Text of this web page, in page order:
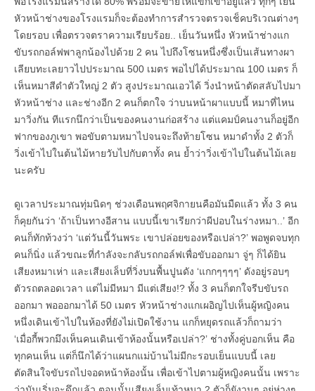
หัวหน้าช่างของโรงแรมก็จะต้องทำการสำรวจตรวจเช็คบริเวณต่างๆ
โดยรอบ เพื่อตรวจตราความเรียบร้อย.. เย็นวันหนึ่ง หัวหน้าช่างแก
ขับรถกอล์ฟพาลูกน้องไปด้วย 2 คน ไปถึงโซนหนึ่งซึ่งเป็นเส้นทางผา
เลียบทะเลยาวไปประมาณ 500 เมตร พอไปได้ประมาณ 100 เมตร ก็
เห็นหมาสีดำตัวใหญ่ 2 ตัว สูงประมาณเอวได้ วิ่งนำหน้าตัดสลับไปมา
หัวหน้าช่าง และช่างอีก 2 คนก็ตกใจ ว่าบนหน้าผาแบบนี้ หมาที่ไหน
มาวิ่งกัน ทีแรกนึกว่าเป็นของคนงานก่อสร้าง แต่แคมป์คนงานก็อยู่อีก
ฟากของภูเขา พอขับตามหมาไปจนจะถึงท้ายโซน หมาดำทั้ง 2 ตัวก็
วิ่งเข้าไปในต้นไม้หายวับไปกับตาทั้ง คน ย้ำว่าวิ่งเข้าไปในต้นไม้เลย
นะครับ
ดูเวลาประมาณทุ่มนิดๆ ช่วงเดือนพฤศจิกายนคือมันมืดแล้ว ทั้ง 3 คน
ก็คุยกันว่า ‘ถ้าเป็นทางอีสาน แบบนี้เขาเรียกว่าผีปอบในร่างหมา..’ อีก
คนก็ทักท้วงว่า ‘แต่วันนี้วันพระ เขาปล่อยของหรือเปล่า?’ พอพูดจบทุก
คนก็นิ่ง แล้วขณะที่กำลังจะกลับรถกอล์ฟเพื่อขับออกมา จู่ๆ ก็ได้ยิน
เสียงหมาเห่า และเสียงเล็บที่วิ่งบนพื้นปูนดัง ‘แกกๆๆๆๆ’ ดังอยู่รอบๆ
ตัวรถตลอดเวลา แต่ไม่มีหมา มีแต่เสียง!? ทั้ง 3 คนก็ตกใจรีบขับรถ
ออกมา พอออกมาได้ 50 เมตร หัวหน้าช่างแกเผอิญไปเห็นผู้หญิงคน
หนึ่งเดินเข้าไปในห้องที่ยังไม่เปิดใช้งาน แกก็หยุดรถแล้วก็ถามว่า
‘เมื่อกี้พวกมึงเห็นคนเดินเข้าห้องนั้นหรือเปล่า?’ ช่างทั้งคู่บอกเห็น คือ
ทุกคนเห็น แต่ก็นึกได้ว่าแผนกแม่บ้านไม่มีกะรอบเย็นแบบนี้ เลย
ตัดสินใจขับรถไปจอดหน้าห้องนั้น เพื่อเข้าไปตามผู้หญิงคนนั้น เพราะ